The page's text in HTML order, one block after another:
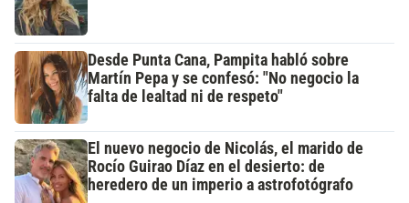
Desde Punta Cana, Pampita habló sobre
Martín Pepa y se confesó: "No negocio la
falta de lealtad ni de respeto"
El nuevo negocio de Nicolás, el marido de
Rocío Guirao Díaz en el desierto: de
heredero de un imperio a astrofotógrafo